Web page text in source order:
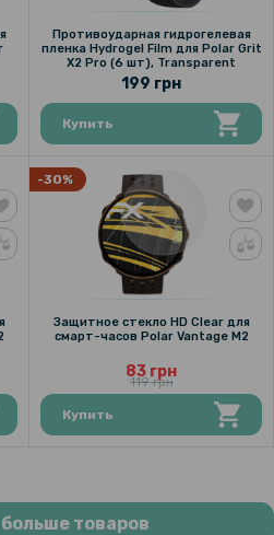
Противоударная гидрогелевая
пленка Hydrogel Film для Polar Grit
X2 Pro (6 шт), Transparent
199 грн
Купить
-30%
Защитное стекло HD Clear для
смарт-часов Polar Vantage M2
83 грн
119 грн
Купить
товаров